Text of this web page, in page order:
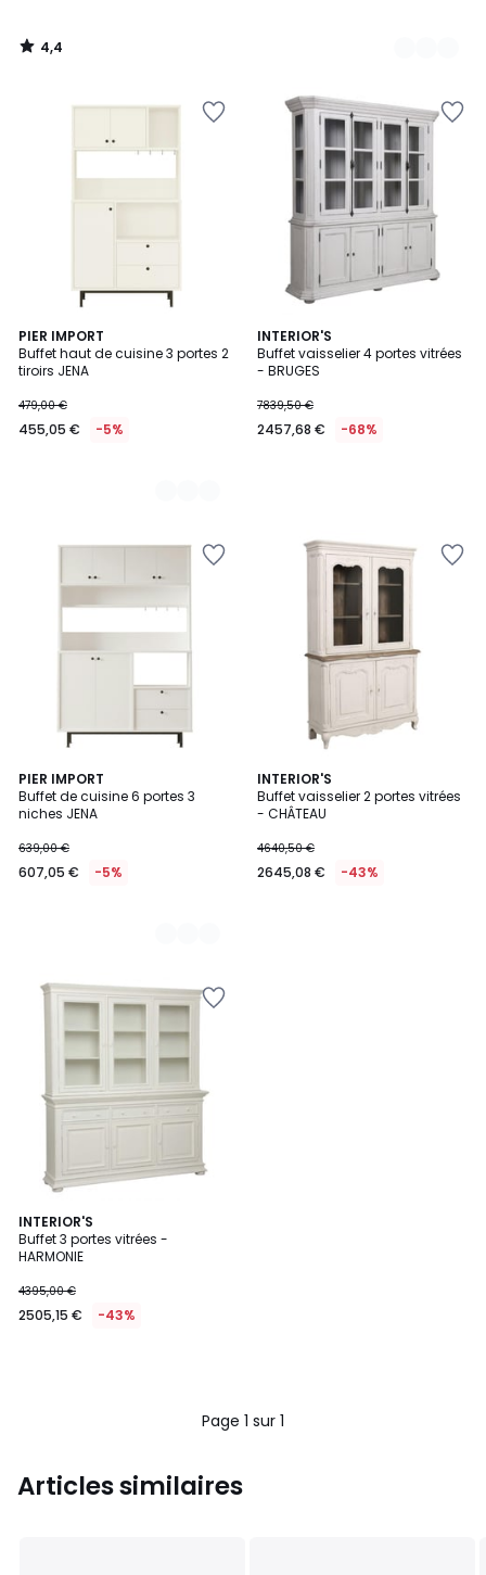
4,4
/
PIER IMPORT
Buffet haut de cuisine 3 portes 2
tiroirs JENA
479,00 €
455,05 € -5%
4
Couleurs
INTERIOR'S
Buffet vaisselier 4 portes vitrées
- BRUGES
7839,50 €
2457,68 € -68%
PIER IMPORT
Buffet de cuisine 6 portes 3
niches JENA
639,00 €
607,05 € -5%
4
Couleurs
INTERIOR'S
Buffet vaisselier 2 portes vitrées
- CHÂTEAU
4640,50 €
2645,08 € -43%
INTERIOR'S
Buffet 3 portes vitrées -
HARMONIE
4395,00 €
2505,15 € -43%
Page 1 sur 1
Articles similaires